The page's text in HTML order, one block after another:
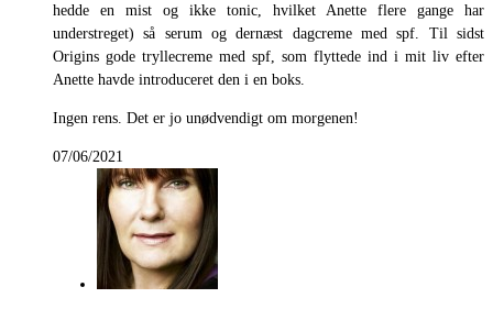
hedde en mist og ikke tonic, hvilket Anette flere gange har
understreget) så serum og dernæst dagcreme med spf. Til sidst
Origins gode tryllecreme med spf, som flyttede ind i mit liv efter
Anette havde introduceret den i en boks.
Ingen rens. Det er jo unødvendigt om morgenen!
07/06/2021